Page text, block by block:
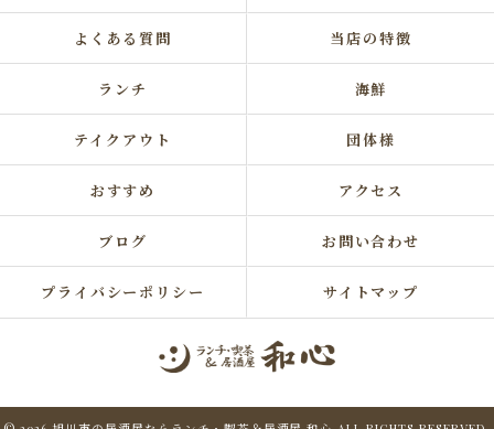
よくある質問 当店の特徴
ランチ 海鮮
テイクアウト 団体様
おすすめ アクセス
ブログ お問い合わせ
プライバシーポリシー サイトマップ